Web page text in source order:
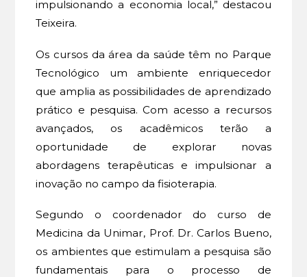
impulsionando a economia local,” destacou
Teixeira.
Os cursos da área da saúde têm no Parque
Tecnológico um ambiente enriquecedor
que amplia as possibilidades de aprendizado
prático e pesquisa. Com acesso a recursos
avançados, os acadêmicos terão a
oportunidade de explorar novas
abordagens terapêuticas e impulsionar a
inovação no campo da fisioterapia.
Segundo o coordenador do curso de
Medicina da Unimar, Prof. Dr. Carlos Bueno,
os ambientes que estimulam a pesquisa são
fundamentais para o processo de